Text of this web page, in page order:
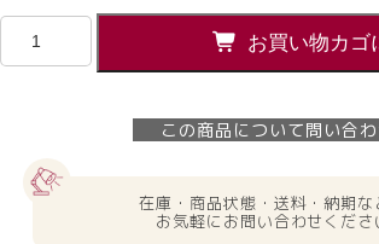
平
お買い物カゴ
この商品について問い合
在庫・商品状態・送料・納期な
お気軽にお問い合わせくださ